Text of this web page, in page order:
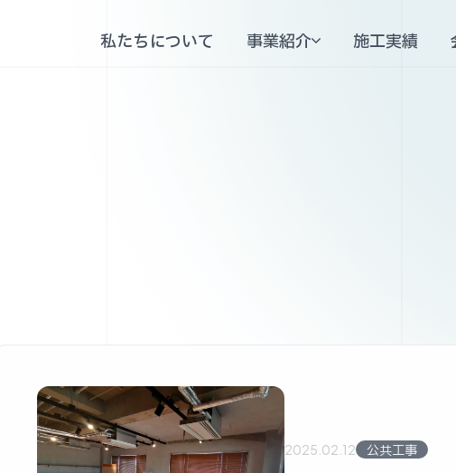
私たちについて
事業紹介
施工実績
2025.02.12 公共工事